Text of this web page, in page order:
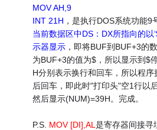
MOV AH,9
INT 21H ，是执行DOS系统功能9
当前数据区中DS：DX所指向的以
示器显示 ，即将BUF到BUF+3的
为BUF+3的值为$，所以显示到$
H分别表示换行和回车，所以程序
后回车，即此时"打印头"空1行以
然后显示(NUM)=39H。完成。
P.S. MOV [DI],AL是寄存器间接寻